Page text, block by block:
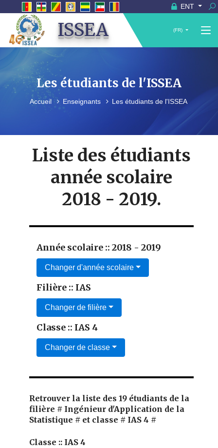
ENT
ISSEA (FR)
Les étudiants de l'ISSEA
Accueil Enseignants Les étudiants de l'ISSEA
Liste des étudiants
année scolaire
2018 - 2019.
Année scolaire :: 2018 - 2019
Changer d'année scolaire
Filière :: IAS
Changer de filière
Classe :: IAS 4
Changer de classe
Retrouver la liste des 19 étudiants de la
filière # Ingénieur d'Application de la
Statistique # et classe # IAS 4 #
Classe :: IAS 4